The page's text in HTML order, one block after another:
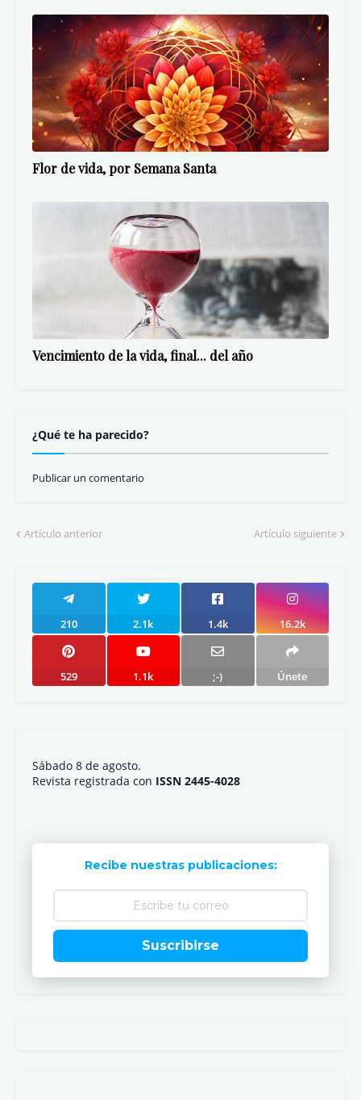
Flor de vida, por Semana Santa
Vencimiento de la vida, final... del año
¿Qué te ha parecido?
Publicar un comentario
Artículo anterior Artículo siguiente
210 2.1k 1.4k 16.2k
529 1.1k ;-) Únete
Sábado 8 de agosto.
Revista registrada con ISSN 2445-4028
Recibe nuestras publicaciones:
Suscribirse